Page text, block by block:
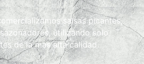
salsas picantes,
utilizando solo
de la mas alta calidad.